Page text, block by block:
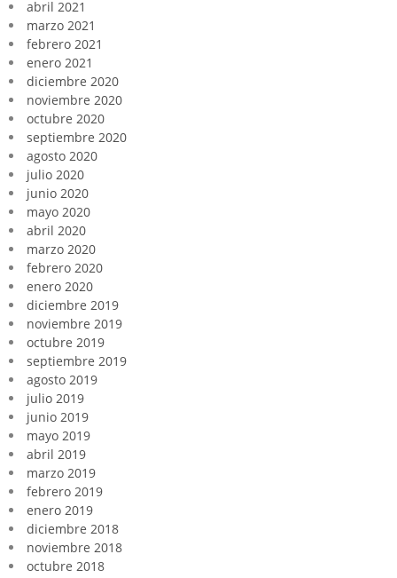
abril 2021
marzo 2021
febrero 2021
enero 2021
diciembre 2020
noviembre 2020
octubre 2020
septiembre 2020
agosto 2020
julio 2020
junio 2020
mayo 2020
abril 2020
marzo 2020
febrero 2020
enero 2020
diciembre 2019
noviembre 2019
octubre 2019
septiembre 2019
agosto 2019
julio 2019
junio 2019
mayo 2019
abril 2019
marzo 2019
febrero 2019
enero 2019
diciembre 2018
noviembre 2018
octubre 2018